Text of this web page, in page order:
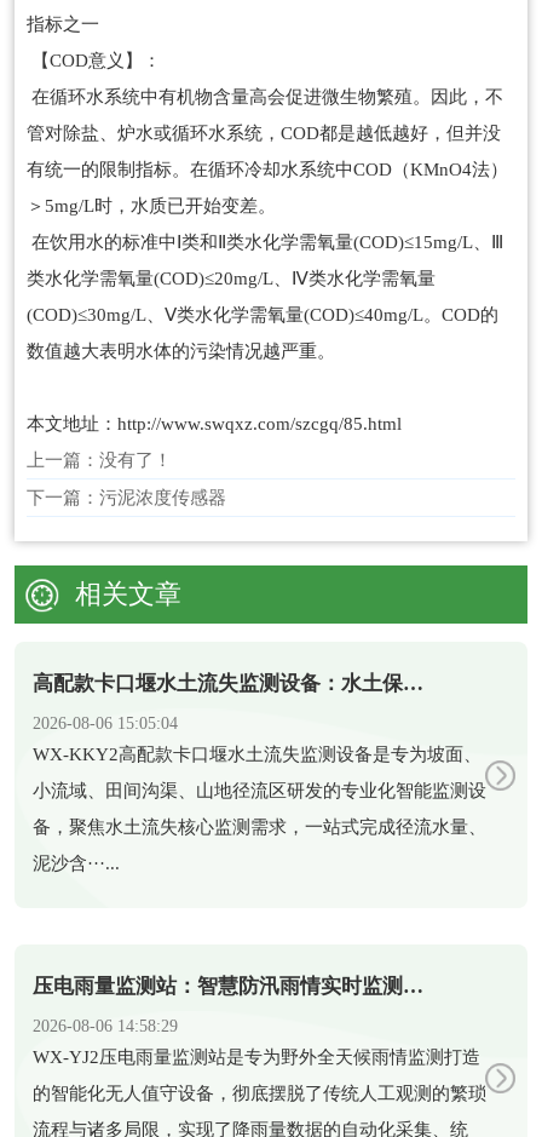
指标之一
【COD意义】：
在循环水系统中有机物含量高会促进微生物繁殖。因此，不
管对除盐、炉水或循环水系统，COD都是越低越好，但并没
有统一的限制指标。在循环冷却水系统中COD（KMnO4法）
＞5mg/L时，水质已开始变差。
在饮用水的标准中Ⅰ类和Ⅱ类水化学需氧量(COD)≤15mg/L、Ⅲ
类水化学需氧量(COD)≤20mg/L、Ⅳ类水化学需氧量
(COD)≤30mg/L、Ⅴ类水化学需氧量(COD)≤40mg/L。COD的
数值越大表明水体的污染情况越严重。
本文地址：http://www.swqxz.com/szcgq/85.html
上一篇：没有了！
下一篇： 污泥浓度传感器
相关文章
高配款卡口堰水土流失监测设备：水土保持智能化监测新装备
2026-08-06 15:05:04
​WX-KKY2高配款卡口堰水土流失监测设备是专为坡面、
小流域、田间沟渠、山地径流区研发的专业化智能监测设
备，聚焦水土流失核心监测需求，一站式完成径流水量、
泥沙含···...
压电雨量监测站：智慧防汛雨情实时监测智能设备
2026-08-06 14:58:29
​WX-YJ2压电雨量监测站是专为野外全天候雨情监测打造
的智能化无人值守设备，彻底摆脱了传统人工观测的繁琐
流程与诸多局限，实现了降雨量数据的自动化采集、统